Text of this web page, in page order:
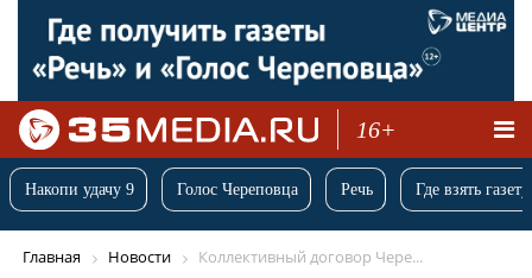
16+
Накопи удачу 9 Голос Череповца Речь Где взять
Главная Новости Коллективный договор Чере...